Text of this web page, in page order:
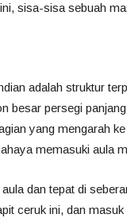
sisa-sisa sebuah
adalah struktur
besar persegi
yang mengarah
memasuki aula
dan tepat di
ceruk ini, dan